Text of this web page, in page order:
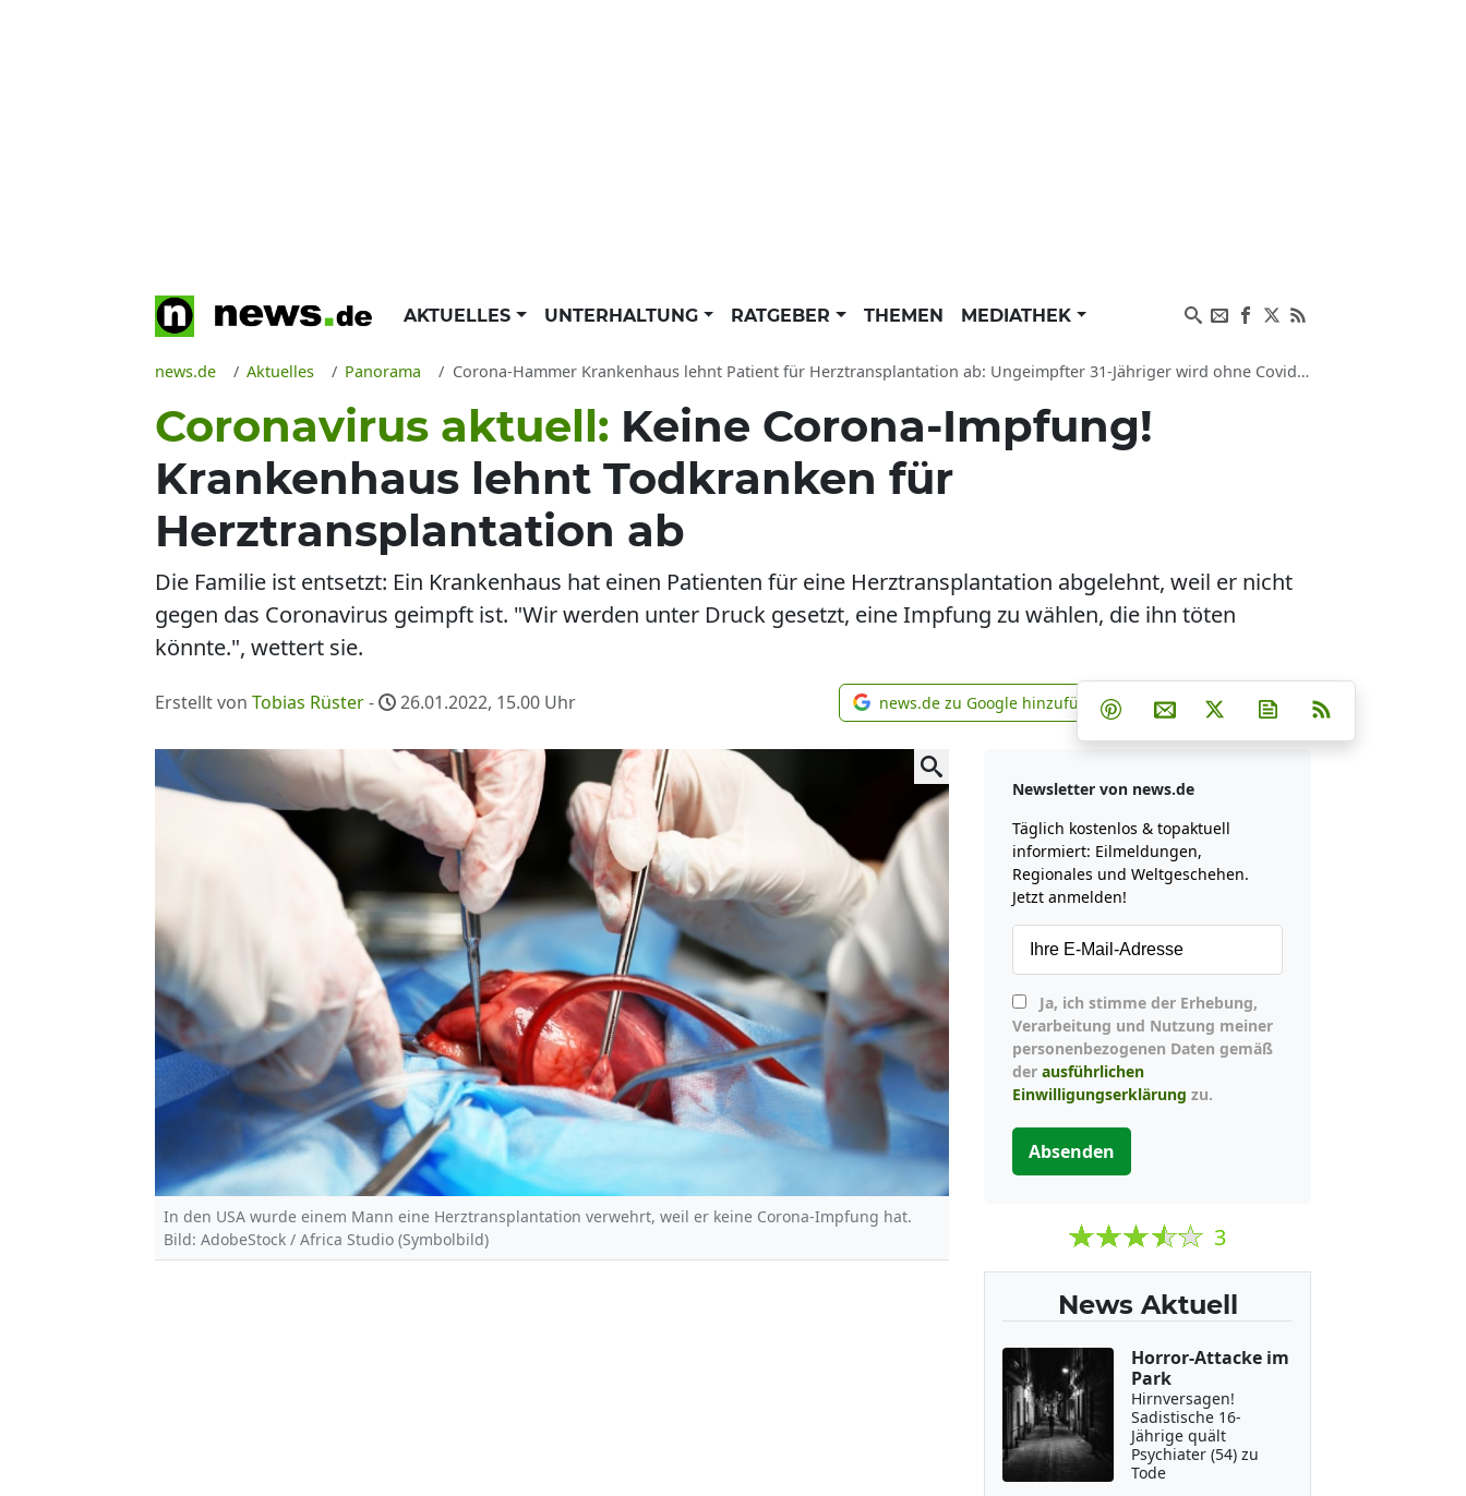
AKTUELLES UNTERHALTUNG RATGEBER THEMEN MEDIATHEK
news.de Aktuelles Panorama Corona-Hammer Krankenhaus lehnt Patient für Herztransplantation ab: Ungeimpfter 31-Jähriger wird ohne Covid-Impfung nicht operiert
Coronavirus aktuell: Keine Corona-Impfung!
Krankenhaus lehnt Todkranken für
Herztransplantation ab
Die Familie ist entsetzt: Ein Krankenhaus hat einen Patienten für eine Herztransplantation abgelehnt, weil er nicht
gegen das Coronavirus geimpft ist. "Wir werden unter Druck gesetzt, eine Impfung zu wählen, die ihn töten
könnte.", wettert sie.
Erstellt von Tobias Rüster- 26.01.2022, 15.00 Uhr news.de zu Google hinzufügen
news.de zu Google hinzufügen Teilen auf Facebook
Teilen auf Whatsapp
Teilen auf Telegram
Teilen auf Pinterest
Per E-Mail teilen
Post auf XNewsletter
In den USA wurde einem Mann eine Herztransplantation verwehrt, weil er keine Corona-Impfung hat.
Bild: AdobeStock / Africa Studio (Symbolbild)
Newsletter von news.de
Täglich kostenlos & topaktuell
informiert: Eilmeldungen,
Regionales und Weltgeschehen.
Jetzt anmelden!
Verarbeitung und Nutzung meiner
personenbezogenen Daten gemäß
der ausführlichen
Einwilligungserklärung zu.
Absenden
3
News Aktuell
Horror-Attacke im
Park
Hirnversagen!
Sadistische 16-
Jährige quält
Psychiater (54) zu
Tode